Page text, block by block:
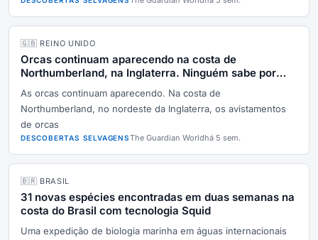
🇬🇧 REINO UNIDO
Orcas continuam aparecendo na costa de
Northumberland, na Inglaterra. Ninguém sabe por
quê.
As orcas continuam aparecendo. Na costa de
Northumberland, no nordeste da Inglaterra, os avistamentos
de orcas
DESCOBERTAS SELVAGENSThe Guardian Worldhá 5 sem.
🇧🇷 BRASIL
31 novas espécies encontradas em duas semanas na
costa do Brasil com tecnologia Squid
Uma expedição de biologia marinha em águas internacionais